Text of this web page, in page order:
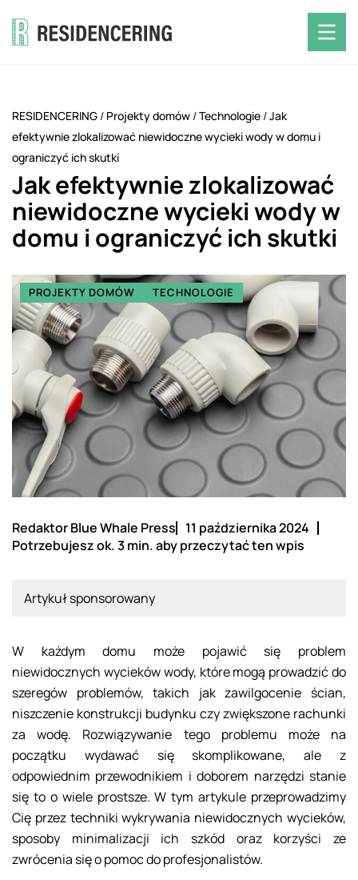
RESIDENCERING / Projekty domów /Technologie /Jak
efektywnie zlokalizować niewidoczne wycieki wody w domu i
ograniczyć ich skutki
Jak efektywnie zlokalizować
niewidoczne wycieki wody w
domu i ograniczyć ich skutki
PROJEKTY DOMÓW TECHNOLOGIE
Redaktor Blue Whale Press
11 października 2024
Potrzebujesz ok. 3 min. aby przeczytać ten wpis
Artykuł sponsorowany
W każdym domu może pojawić się problem
niewidocznych wycieków wody, które mogą prowadzić do
szeregów problemów, takich jak zawilgocenie ścian,
niszczenie konstrukcji budynku czy zwiększone rachunki
za wodę. Rozwiązywanie tego problemu może na
początku wydawać się skomplikowane, ale z
odpowiednim przewodnikiem i doborem narzędzi stanie
się to o wiele prostsze. W tym artykule przeprowadzimy
Cię przez techniki wykrywania niewidocznych wycieków,
sposoby minimalizacji ich szkód oraz korzyści ze
zwrócenia się o pomoc do profesjonalistów.